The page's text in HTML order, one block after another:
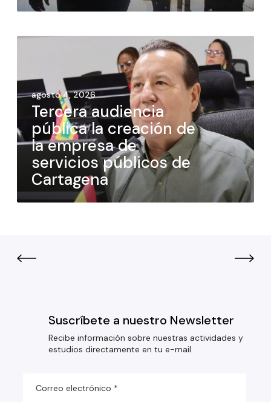
agosto 4, 2026
Tercera audiencia
pública la creación de
la empresa de
servicios públicos de
Cartagena
Suscríbete a nuestro Newsletter
Recibe información sobre nuestras actividades y
estudios directamente en tu e-mail.